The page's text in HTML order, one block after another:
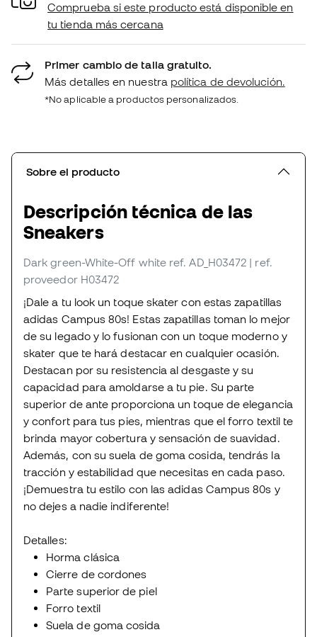
Comprueba si este producto está disponible en
tu tienda más cercana
Primer cambio de talla gratuito.
Más detalles en nuestra política de devolución.
*No aplicable a productos personalizados.
Sobre el producto
Descripción técnica de las
Sneakers
Dark green-White-Off white ref. AD_H03472 | ref.
proveedor H03472
¡Dale a tu look un toque skater con estas zapatillas
adidas Campus 80s! Estas zapatillas toman lo mejor
de su legado y lo fusionan con un toque moderno y
skater que te hará destacar en cualquier ocasión.
Destacan por su resistencia al desgaste y su
capacidad para amoldarse a tu pie. Su parte
superior de ante proporciona un toque de elegancia
y confort para tus pies, mientras que el forro textil te
brinda mayor cobertura y sensación de suavidad.
Además, con su suela de goma cosida, tendrás la
tracción y estabilidad que necesitas en cada paso.
¡Demuestra tu estilo con las adidas Campus 80s y
no dejes a nadie indiferente!
Detalles:
Horma clásica
Cierre de cordones
Parte superior de piel
Forro textil
Suela de goma cosida